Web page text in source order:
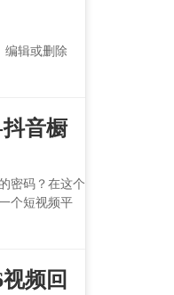
编辑或删除
音橱
密码？在这个
个短视频平
频回